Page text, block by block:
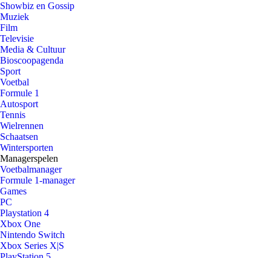
Showbiz en Gossip
Muziek
Film
Televisie
Media & Cultuur
Bioscoopagenda
Sport
Voetbal
Formule 1
Autosport
Tennis
Wielrennen
Schaatsen
Wintersporten
Managerspelen
Voetbalmanager
Formule 1-manager
Games
PC
Playstation 4
Xbox One
Nintendo Switch
Xbox Series X|S